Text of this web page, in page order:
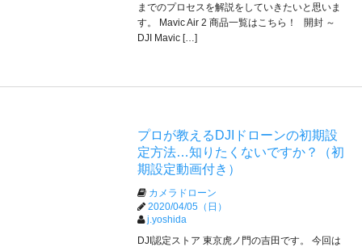
までのプロセスを解説をしていきたいと思いま
す。 Mavic Air 2 商品一覧はこちら！ 開封 ～
DJI Mavic […]
プロが教えるDJIドローンの初期設
定方法…知りたくないですか？（初
期設定動画付き）
カメラドローン
2020/04/05（日）
j.yoshida
DJI認定ストア 東京虎ノ門の吉田です。 今回は